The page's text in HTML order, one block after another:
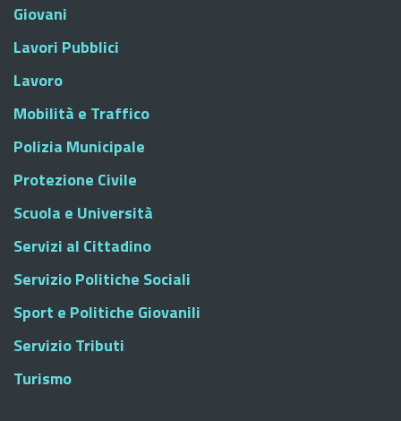
Giovani
Lavori Pubblici
Lavoro
Mobilità e Traffico
Polizia Municipale
Protezione Civile
Scuola e Università
Servizi al Cittadino
Servizio Politiche Sociali
Sport e Politiche Giovanili
Servizio Tributi
Turismo